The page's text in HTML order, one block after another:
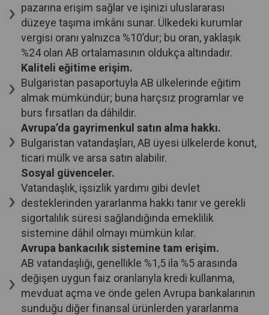
pazarına erişim sağlar ve işinizi uluslararası
düzeye taşıma imkânı sunar. Ülkedeki kurumlar
vergisi oranı yalnızca %10’dur; bu oran, yaklaşık
%24 olan AB ortalamasının oldukça altındadır.
Kaliteli eğitime erişim.
Bulgaristan pasaportuyla AB ülkelerinde eğitim
almak mümkündür; buna harçsız programlar ve
burs fırsatları da dâhildir.
Avrupa’da gayrimenkul satın alma hakkı.
Bulgaristan vatandaşları, AB üyesi ülkelerde konut,
ticari mülk ve arsa satın alabilir.
Sosyal güvenceler.
Vatandaşlık, işsizlik yardımı gibi devlet
desteklerinden yararlanma hakkı tanır ve gerekli
sigortalılık süresi sağlandığında emeklilik
sistemine dâhil olmayı mümkün kılar.
Avrupa bankacılık sistemine tam erişim.
AB vatandaşlığı, genellikle %1,5 ila %5 arasında
değişen uygun faiz oranlarıyla kredi kullanma,
mevduat açma ve önde gelen Avrupa bankalarının
sunduğu diğer finansal ürünlerden yararlanma